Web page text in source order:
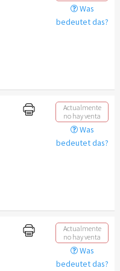
Was
bedeutet das?
Actualmente
no hay venta
Was
bedeutet das?
Actualmente
no hay venta
Was
bedeutet das?